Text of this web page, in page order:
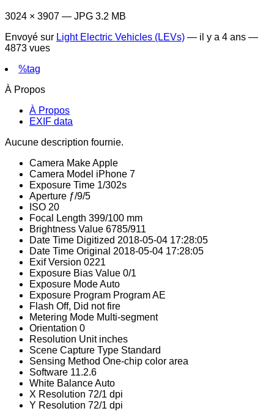
3024 × 3907 — JPG 3.2 MB
Envoyé sur Light Electric Vehicles (LEVs) — il y a 4 ans —
4873 vues
%tag
À Propos
À Propos
EXIF data
Aucune description fournie.
Camera MakeApple
Camera Model iPhone 7
Exposure Time 1/302s
Aperture ƒ/9/5
ISO 20
Focal Length 399/100 mm
Brightness Value 6785/911
Date Time Digitized 2018-05-04 17:28:05
Date Time Original 2018-05-04 17:28:05
Exif Version 0221
Exposure Bias Value 0/1
Exposure ModeAuto
Exposure Program Program AE
Flash Off, Did not fire
Metering Mode Multi-segment
Orientation 0
Resolution Unit inches
Scene Capture Type Standard
Sensing Method One-chip color area
Software 11.2.6
White BalanceAuto
X Resolution 72/1 dpi
Y Resolution 72/1 dpi